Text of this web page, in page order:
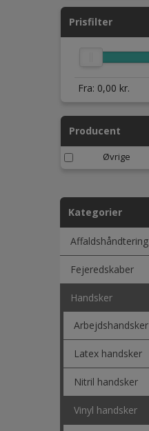
Prisfilter
Fra: 0,00 kr.
Producent
Øvrige
Kategorier
Affaldshåndtering
Fejeredskaber
Handsker
Arbejdshandsker
Latex handsker
Nitril handsker
Vinyl handsker